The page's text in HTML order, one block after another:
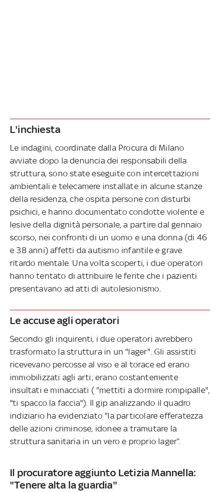
L'inchiesta
Le indagini, coordinate dalla Procura di Milano
avviate dopo la denuncia dei responsabili della
struttura, sono state eseguite con intercettazioni
ambientali e telecamere installate in alcune stanze
della residenza, che ospita persone con disturbi
psichici, e hanno documentato condotte violente e
lesive della dignità personale, a partire dal gennaio
scorso, nei confronti di un uomo e una donna (di 46
e 38 anni) affetti da autismo infantile e grave
ritardo mentale. Una volta scoperti, i due operatori
hanno tentato di attribuire le ferite che i pazienti
presentavano ad atti di autolesionismo.
Le accuse agli operatori
Secondo gli inquirenti, i due operatori avrebbero
trasformato la struttura in un "lager". Gli assistiti
ricevevano percosse al viso e al torace ed erano
immobilizzati agli arti; erano costantemente
insultati e minacciati ( "mettiti a dormire rompipalle",
"ti spacco la faccia"). Il gip analizzando il quadro
indiziario ha evidenziato "la particolare efferatezza
delle azioni criminose, idonee a tramutare la
struttura sanitaria in un vero e proprio lager”.
Il procuratore aggiunto Letizia Mannella:
"Tenere alta la guardia"